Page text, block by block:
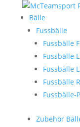
Bälle
Fussbälle
Fussbälle
Fussbälle
Fussbälle
Fussbälle
Fussbälle-
Zubehör